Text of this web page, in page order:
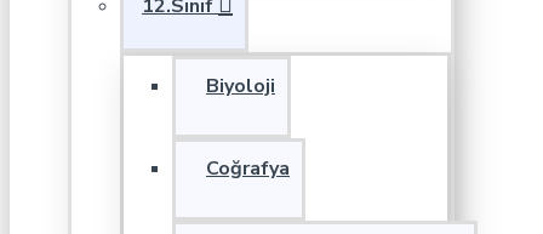
12.Sınıf
Biyoloji
Coğrafya